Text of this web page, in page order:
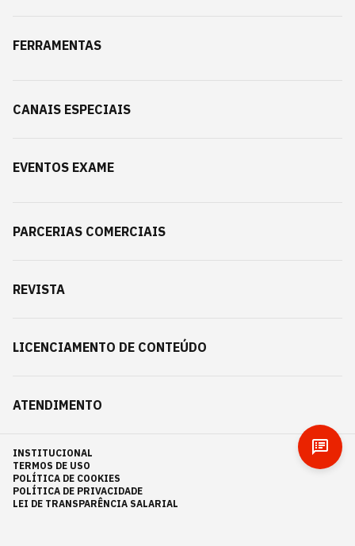
FERRAMENTAS
CANAIS ESPECIAIS
EVENTOS EXAME
PARCERIAS COMERCIAIS
REVISTA
LICENCIAMENTO DE CONTEÚDO
ATENDIMENTO
INSTITUCIONAL
TERMOS DE USO
POLÍTICA DE COOKIES
POLÍTICA DE PRIVACIDADE
LEI DE TRANSPARÊNCIA SALARIAL